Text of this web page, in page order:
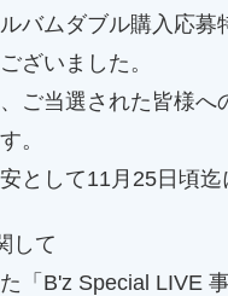
バムダブル購入応
ざいました。
ご当選された皆様
。
として11月25日頃
して
「B'z Special LIVE